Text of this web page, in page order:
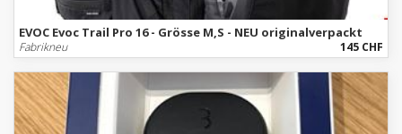
EVOC Evoc Trail Pro 16 - Grösse M,S - NEU originalverpackt
Fabrikneu 145 CHF